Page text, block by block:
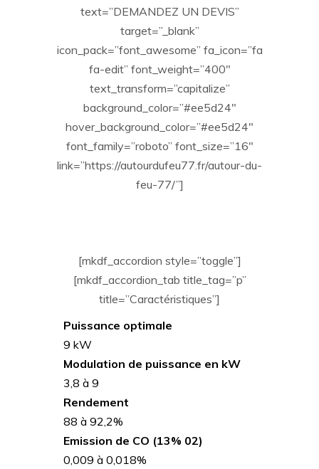
text=”DEMANDEZ UN DEVIS”
target=”_blank”
icon_pack=”font_awesome” fa_icon=”fa
fa-edit” font_weight=”400″
text_transform=”capitalize”
background_color=”#ee5d24″
hover_background_color=”#ee5d24″
font_family=”roboto” font_size=”16″
link=”https://autourdufeu77.fr/autour-du-
feu-77/”]
[mkdf_accordion style=”toggle”]
[mkdf_accordion_tab title_tag=”p”
title=”Caractéristiques”]
Puissance optimale
9 kW
Modulation de puissance en kW
3,8 à 9
Rendement
88 à 92,2%
Emission de CO (13% 02)
0,009 à 0,018%